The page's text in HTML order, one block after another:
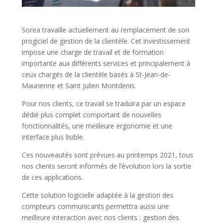
Sorea travaille actuellement au remplacement de son
progiciel de gestion de la clientèle. Cet investissement
impose une charge de travail et de formation
importante aux différents services et principalement à
ceux chargés de la clientèle basés à St-Jean-de-
Maurienne et Saint Julien Montdenis.
Pour nos clients, ce travail se traduira par un espace
dédié plus complet comportant de nouvelles
fonctionnalités, une meilleure ergonomie et une
interface plus lisible.
Ces nouveautés sont prévues au printemps 2021, tous
nos clients seront informés de l’évolution lors la sortie
de ces applications.
Cette solution logicielle adaptée à la gestion des
compteurs communicants permettra aussi une
meilleure interaction avec nos clients : gestion des